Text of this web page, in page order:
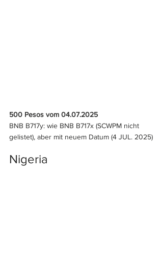
500 Pesos vom 04.07.2025
BNB B717y: wie BNB B717x (SCWPM nicht
gelistet), aber mit neuem Datum (4 JUL. 2025)
Nigeria